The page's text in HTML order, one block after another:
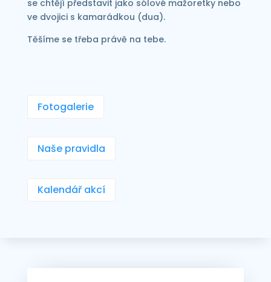
se chtějí představit jako sólové mažoretky nebo
ve dvojici s kamarádkou (dua).
Těšíme se třeba právě na tebe.
Fotogalerie
Naše pravidla
Kalendář akcí